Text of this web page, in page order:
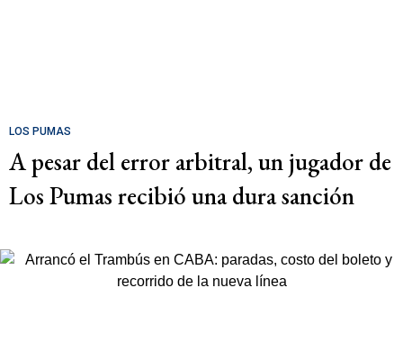
LOS PUMAS
A pesar del error arbitral, un jugador de
Los Pumas recibió una dura sanción